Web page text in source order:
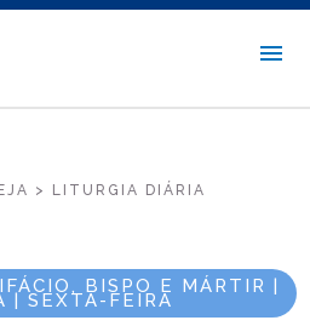
> LITURGIA DIÁRIA
BISPO E MÁRTIR |
| SEXTA-FEIRA